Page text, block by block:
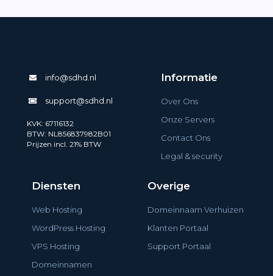
info@sdhd.nl
support@sdhd.nl
KVK: 67116132
BTW: NL856837982B01
Prijzen incl. 21% BTW
Informatie
Over Ons
Onze Servers
Contact Ons
Legal & security
Diensten
Web Hosting
WordPress Hosting
VPS Hosting
Domeinnamen
Overige
Domeinnaam Verhuizen
Klanten Portaal
Support Portaal